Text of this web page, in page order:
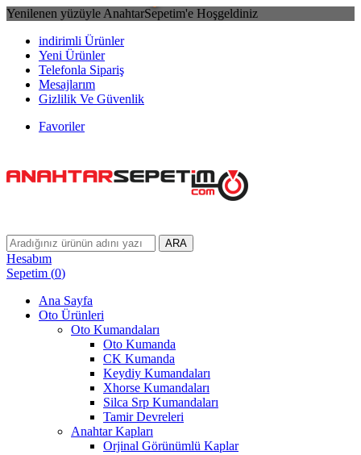
Yenilenen yüzüyle AnahtarSepetim'e Hoşgeldiniz
indirimli Ürünler
Yeni Ürünler
Telefonla Sipariş
Mesajlarım
Gizlilik Ve Güvenlik
Favoriler
ARA
Hesabım
Sepetim (0)
Ana Sayfa
Oto Ürünleri
Oto Kumandaları
Oto Kumanda
CK Kumanda
Keydiy Kumandaları
Xhorse Kumandaları
Silca Srp Kumandaları
Tamir Devreleri
Anahtar Kapları
Orjinal Görünümlü Kaplar